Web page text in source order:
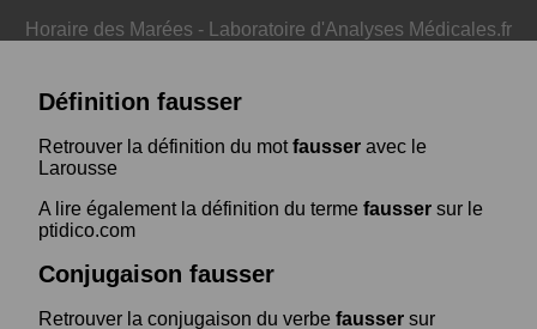
Horaire des Marées - Laboratoire d'Analyses Médicales.fr
Définition fausser
Retrouver la définition du motfausser avec le
Larousse
A lire également la définition du terme fausser sur le
ptidico.com
Conjugaison fausser
Retrouver la conjugaison du verbe fausser sur